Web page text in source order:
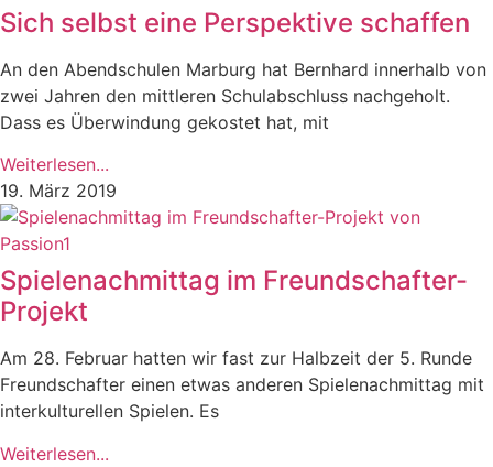
Sich selbst eine Perspektive schaffen
An den Abendschulen Marburg hat Bernhard innerhalb von
zwei Jahren den mittleren Schulabschluss nachgeholt.
Dass es Überwindung gekostet hat, mit
Weiterlesen...
19. März 2019
Spielenachmittag im Freundschafter-
Projekt
Am 28. Februar hatten wir fast zur Halbzeit der 5. Runde
Freundschafter einen etwas anderen Spielenachmittag mit
interkulturellen Spielen. Es
Weiterlesen...